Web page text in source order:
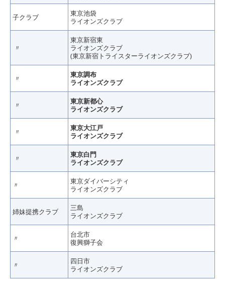
子クラブ
東京池袋
ライオンズクラブ
〃
東京新宿東
ライオンズクラブ
(東京新宿トライスターライオンズクラブ)
〃
東京調布
ライオンズクラブ
〃
東京新都心
ライオンズクラブ
〃
東京大江戸
ライオンズクラブ
〃
東京白門
ライオンズクラブ
〃
東京ダイバーシティ
ライオンズクラブ
姉妹提携クラブ
三島
ライオンズクラブ
〃
台北市
復興獅子会
〃
四日市
ライオンズクラブ